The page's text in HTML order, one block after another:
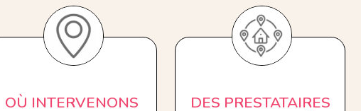
OÙ INTERVENONS
DES PRESTATAIRES